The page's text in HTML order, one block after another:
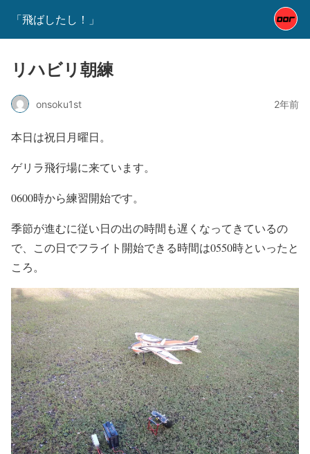
「飛ばしたし！」
リハビリ朝練
onsoku1st 2年前
本日は祝日月曜日。
ゲリラ飛行場に来ています。
0600時から練習開始です。
季節が進むに従い日の出の時間も遅くなってきているの
で、この日でフライト開始できる時間は0550時といったと
ころ。